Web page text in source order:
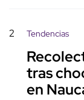
2 Tendencias
tras
en